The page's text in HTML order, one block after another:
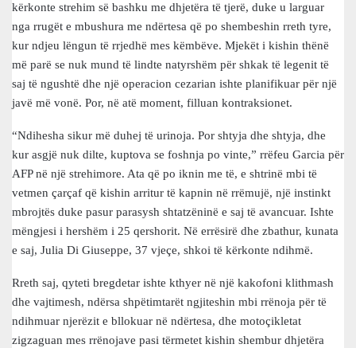
kërkonte strehim së bashku me dhjetëra të tjerë, duke u larguar
nga rrugët e mbushura me ndërtesa që po shembeshin rreth tyre,
kur ndjeu lëngun të rrjedhë mes këmbëve. Mjekët i kishin thënë
më parë se nuk mund të lindte natyrshëm për shkak të legenit të
saj të ngushtë dhe një operacion cezarian ishte planifikuar për një
javë më vonë. Por, në atë moment, filluan kontraksionet.
“Ndihesha sikur më duhej të urinoja. Por shtyja dhe shtyja, dhe
kur asgjë nuk dilte, kuptova se foshnja po vinte,” rrëfeu Garcia për
AFP në një strehimore. Ata që po iknin me të, e shtrinë mbi të
vetmen çarçaf që kishin arritur të kapnin në rrëmujë, një instinkt
mbrojtës duke pasur parasysh shtatzëninë e saj të avancuar. Ishte
mëngjesi i hershëm i 25 qershorit. Në errësirë dhe zbathur, kunata
e saj, Julia Di Giuseppe, 37 vjeçe, shkoi të kërkonte ndihmë.
Rreth saj, qyteti bregdetar ishte kthyer në një kakofoni klithmash
dhe vajtimesh, ndërsa shpëtimtarët ngjiteshin mbi rrënoja për të
ndihmuar njerëzit e bllokuar në ndërtesa, dhe motoçikletat
zigzaguan mes rrënojave pasi tërmetet kishin shembur dhjetëra